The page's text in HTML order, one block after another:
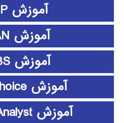
آموزش EMTP
آموزش ePLAN
آموزش ETABS
آموزش expert choice
آموزش Frontier Analyst